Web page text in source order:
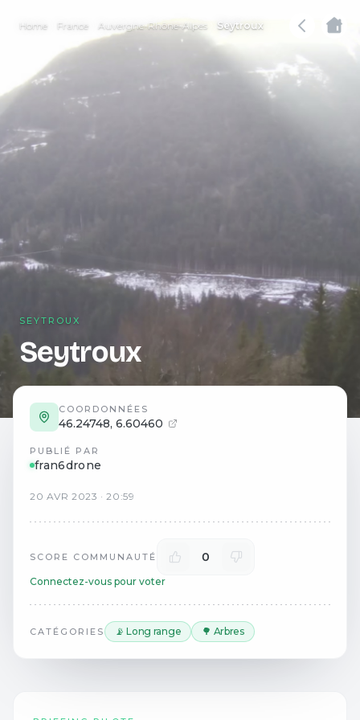
Home France Auvergne-Rhône-Alpes Seytroux
SEYTROUX
Seytroux
COORDONNÉES
46.24748, 6.60460
PUBLIÉ PAR
fran6drone
20 AVR 2023 ·20:59
SCORE COMMUNAUTÉ 0
Connectez-vous pour voter
CATÉGORIES 📡 Long range 🌳 Arbres